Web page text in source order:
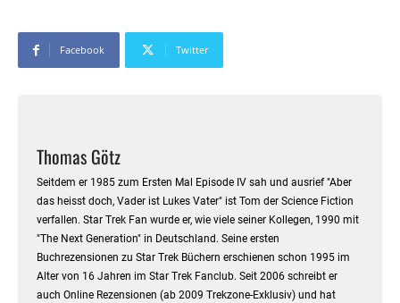
Facebook Twitter
Thomas Götz
Seitdem er 1985 zum Ersten Mal Episode IV sah und ausrief "Aber
das heisst doch, Vader ist Lukes Vater" ist Tom der Science Fiction
verfallen. Star Trek Fan wurde er, wie viele seiner Kollegen, 1990 mit
"The Next Generation" in Deutschland. Seine ersten
Buchrezensionen zu Star Trek Büchern erschienen schon 1995 im
Alter von 16 Jahren im Star Trek Fanclub. Seit 2006 schreibt er
auch Online Rezensionen (ab 2009 Trekzone-Exklusiv) und hat